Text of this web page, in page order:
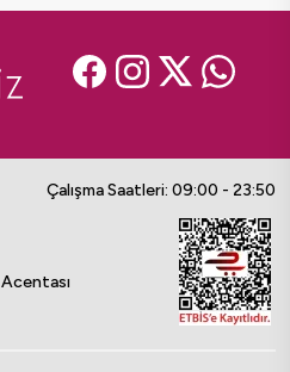
Çalışma Saatleri: 09:00 - 23:50